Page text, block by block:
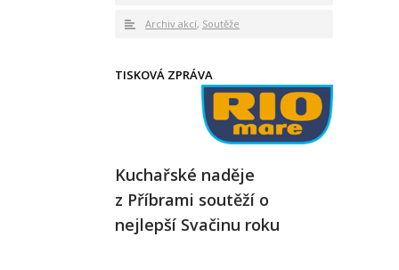
Archiv akcí, Soutěže
TISKOVÁ ZPRÁVA
Kuchařské naděje
z Příbrami soutěží o
nejlepší Svačinu roku